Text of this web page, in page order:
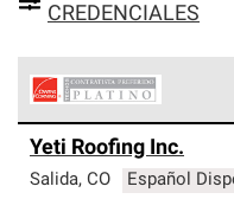
CREDENCIALES
Corning constituyen el
exclusiva y cumplen
Yeti Roofing Inc.
Salida, CO Español